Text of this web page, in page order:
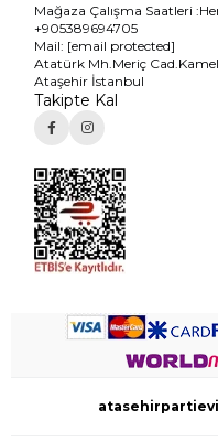
Mağaza Çalışma Saatleri
+905389694705
Mail: [email protected]
Atatürk Mh.Meriç
Ataşehir İstanbul
Takipte Kal